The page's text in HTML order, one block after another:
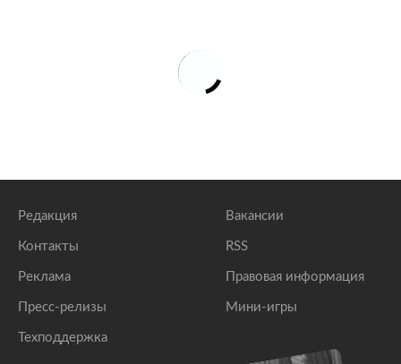
Редакция
Контакты
Реклама
Пресс-релизы
Техподдержка
Вакансии
RSS
Правовая информация
Мини-игры